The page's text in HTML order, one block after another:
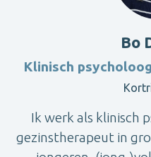
Bo
Klinisch
Ik werk als klinisch
gezinstherapeut in